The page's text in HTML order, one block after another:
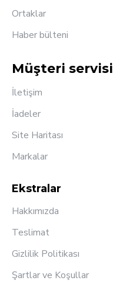
Ortaklar
Haber bülteni
Müşteri servisi
İletişim
İadeler
Site Haritası
Markalar
Ekstralar
Hakkımızda
Teslimat
Gizlilik Politikası
Şartlar ve Koşullar